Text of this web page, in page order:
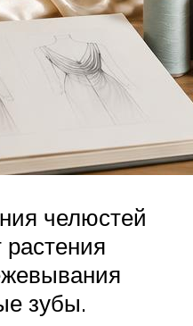
челюстей
зубы.